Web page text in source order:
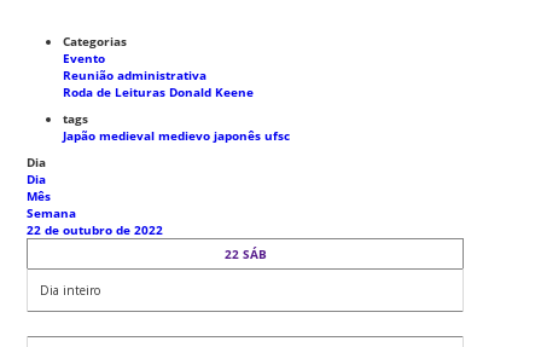
Categorias
Evento
Reunião administrativa
Roda de Leituras Donald Keene
tags
Japão medievalmedievo japonêsufsc
Dia
Dia
Mês
Semana
22 de outubro de 2022
22 SÁB
Dia inteiro